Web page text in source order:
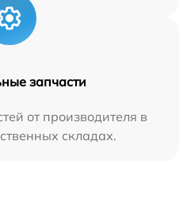
запчасти
от производителя в
складах.